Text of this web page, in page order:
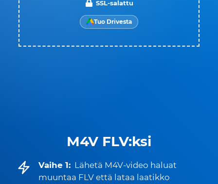
M4V FLV:ksi
Vaihe 1: Lähetä M4V-video haluat
muuntaa FLV että lataa laatikko
SSL-salattu
Tuo Drivesta